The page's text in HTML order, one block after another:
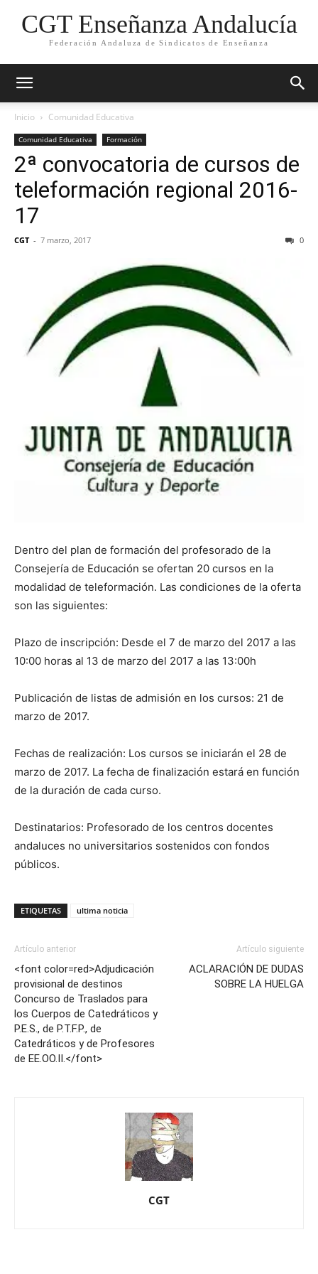
CGT Enseñanza Andalucía
Federación Andaluza de Sindicatos de Enseñanza
Inicio Comunidad Educativa
Comunidad Educativa Formación
2ª convocatoria de cursos de
teleformación regional 2016-
17
CGT - 7 marzo, 2017 0
Dentro del plan de formación del profesorado de la
Consejería de Educación se ofertan 20 cursos en la
modalidad de teleformación. Las condiciones de la oferta
son las siguientes:
Plazo de inscripción: Desde el 7 de marzo del 2017 a las
10:00 horas al 13 de marzo del 2017 a las 13:00h
Publicación de listas de admisión en los cursos: 21 de
marzo de 2017.
Fechas de realización: Los cursos se iniciarán el 28 de
marzo de 2017. La fecha de finalización estará en función
de la duración de cada curso.
Destinatarios: Profesorado de los centros docentes
andaluces no universitarios sostenidos con fondos
públicos.
ETIQUETAS ultima noticia
Artículo anterior
<font color=red>Adjudicación
provisional de destinos
Concurso de Traslados para
los Cuerpos de Catedráticos y
P.E.S., de P.T.F.P., de
Catedráticos y de Profesores
de EE.OO.II.</font>
Artículo siguiente
ACLARACIÓN DE DUDAS
SOBRE LA HUELGA
CGT